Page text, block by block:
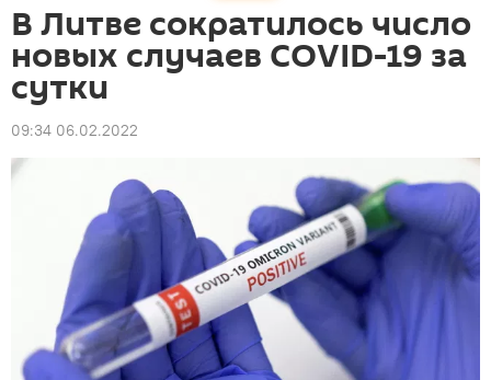
В Литве сократилось число
новых случаев COVID-19 за
сутки
09:34 06.02.2022